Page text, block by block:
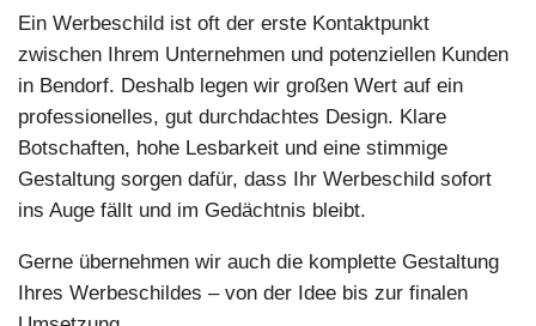
Ein Werbeschild ist oft der erste Kontaktpunkt
zwischen Ihrem Unternehmen und potenziellen Kunden
in Bendorf. Deshalb legen wir großen Wert auf ein
professionelles, gut durchdachtes Design. Klare
Botschaften, hohe Lesbarkeit und eine stimmige
Gestaltung sorgen dafür, dass Ihr Werbeschild sofort
ins Auge fällt und im Gedächtnis bleibt.
Gerne übernehmen wir auch die komplette Gestaltung
Ihres Werbeschildes – von der Idee bis zur finalen